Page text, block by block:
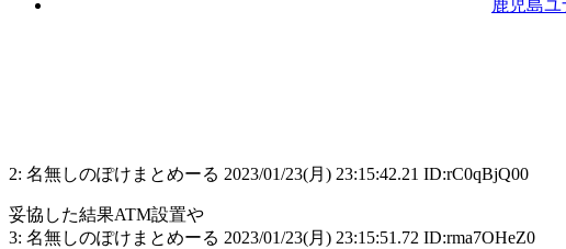
鹿児島
2: 名無しのぽけまとめーる 2023/01/23(月) 23:15:42.21 ID:rC0qBjQ00
妥協した結果ATM設置や
3: 名無しのぽけまとめーる 2023/01/23(月) 23:15:51.72 ID:rma7OHeZ0